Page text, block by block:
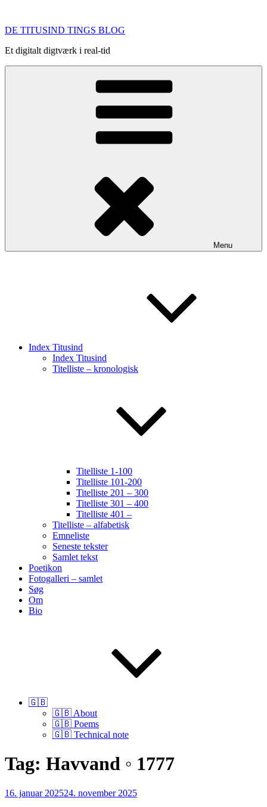
indhold
DE TITUSIND TINGS BLOG
Et digitalt digtværk i real-tid
Menu
Index Titusind
Index Titusind
Titelliste – kronologisk
Titelliste 1-100
Titelliste 101-200
Titelliste 201 – 300
Titelliste 301 – 400
Titelliste 401 –
Titelliste – alfabetisk
Emneliste
Seneste tekster
Samlet tekst
Poetikon
Fotogalleri – samlet
Søg
Om
Bio
🇬🇧
🇬🇧 About
🇬🇧 Poems
🇬🇧 Technical note
Tag: Havvand ◦ 1777
Udgivet
16. januar 202524. november 2025